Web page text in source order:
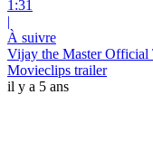
1:31
|
À suivre
Vijay the Master
Movieclips trailer
il y a 5 ans